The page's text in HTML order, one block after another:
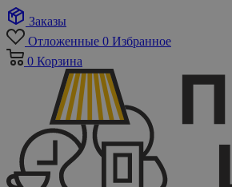
Заказы
Отложенные 0 Избранное
0 Корзина